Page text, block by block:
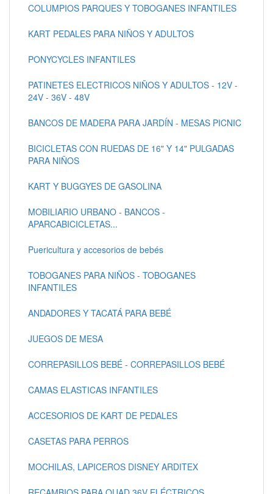
COLUMPIOS PARQUES Y TOBOGANES INFANTILES
KART PEDALES PARA NIÑOS Y ADULTOS
PONYCYCLES INFANTILES
PATINETES ELECTRICOS NIÑOS Y ADULTOS - 12V -
24V - 36V - 48V
BANCOS DE MADERA PARA JARDÍN - MESAS PICNIC
BICICLETAS CON RUEDAS DE 16" Y 14" PULGADAS
PARA NIÑOS
KART Y BUGGYES DE GASOLINA
MOBILIARIO URBANO - BANCOS -
APARCABICICLETAS...
Puericultura y accesorios de bebés
TOBOGANES PARA NIÑOS - TOBOGANES
INFANTILES
ANDADORES Y TACATÁ PARA BEBÉ
JUEGOS DE MESA
CORREPASILLOS BEBÉ - CORREPASILLOS BEBÉ
CAMAS ELASTICAS INFANTILES
ACCESORIOS DE KART DE PEDALES
CASETAS PARA PERROS
MOCHILAS, LAPICEROS DISNEY ARDITEX